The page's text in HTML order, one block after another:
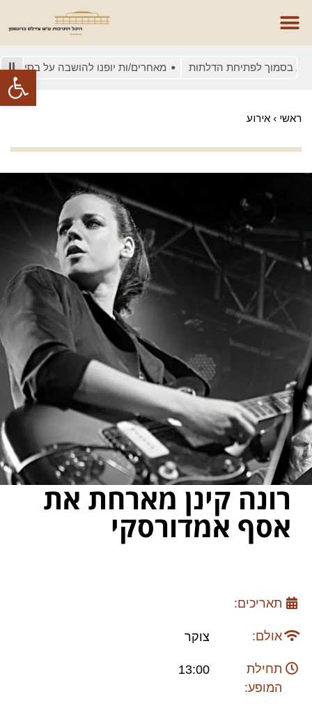
פתח בסמוך לפתיחת הדלתות מאחרים/ות יופנו להושבה על בסיס מקום
ראשי › אירוע
רונה קינן מארחת את
אסף אמדורסקי
תאריכים:
אולם: צוקר
תחילת
המופע:
13:00